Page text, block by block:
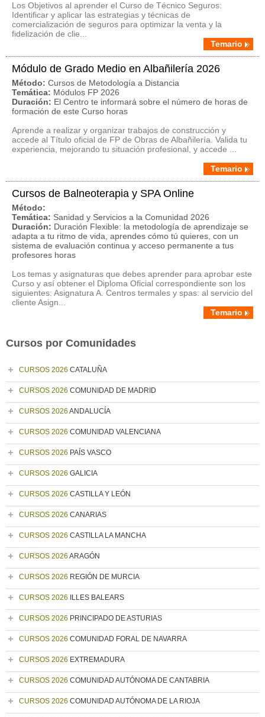
Los Objetivos al aprender el Curso de Técnico Seguros:
Identificar y aplicar las estrategias y técnicas de
comercialización de seguros para optimizar la venta y la
fidelización de clie...
Temario
Módulo de Grado Medio en Albañilería 2026
Método: Cursos de Metodología a Distancia
Temática: Módulos FP 2026
Duración: El Centro te informará sobre el número de horas de
formación de este Curso horas
Aprende a realizar y organizar trabajos de construcción y
accede al Título oficial de FP de Obras de Albañilería. Valida tu
experiencia, mejorando tu situación profesional, y accede ...
Temario
Cursos de Balneoterapia y SPA Online
Método:
Temática: Sanidad y Servicios a la Comunidad 2026
Duración: Duración Flexible: la metodología de aprendizaje se
adapta a tu ritmo de vida, aprendes cómo tú quieres, con un
sistema de evaluación continua y acceso permanente a tus
profesores horas
Los temas y asignaturas que debes aprender para aprobar este
Curso y así obtener el Diploma Oficial correspondiente son los
siguientes: Asignatura A. Centros termales y spas: al servicio del
cliente Asign...
Temario
Cursos por Comunidades
CURSOS 2026 CATALUÑA
CURSOS 2026 COMUNIDAD DE MADRID
CURSOS 2026 ANDALUCÍA
CURSOS 2026 COMUNIDAD VALENCIANA
CURSOS 2026 PAÍS VASCO
CURSOS 2026 GALICIA
CURSOS 2026 CASTILLA Y LEÓN
CURSOS 2026 CANARIAS
CURSOS 2026 CASTILLA LA MANCHA
CURSOS 2026 ARAGÓN
CURSOS 2026 REGIÓN DE MURCIA
CURSOS 2026 ILLES BALEARS
CURSOS 2026 PRINCIPADO DE ASTURIAS
CURSOS 2026 COMUNIDAD FORAL DE NAVARRA
CURSOS 2026 EXTREMADURA
CURSOS 2026 COMUNIDAD AUTÓNOMA DE CANTABRIA
CURSOS 2026 COMUNIDAD AUTÓNOMA DE LA RIOJA